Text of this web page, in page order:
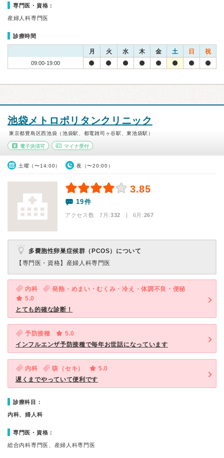
専門医・資格：
産婦人科専門医
診療時間
月 火 水 木 金 土 日 祝
09:00-19:00
池袋メトロポリタンクリニック
東京都豊島区西池袋（池袋駅、都電雑司ヶ谷駅、東池袋駅）
電子決済可 マイナ受付
土曜（〜14:00） 夜（〜20:00）
3.85
19件
アクセス数 7月:332 | 6月:267
多嚢胞性卵巣症候群（PCOS）について
【専門医・資格】 産婦人科専門医
内科
発熱・めまい・むくみ・冷え・体調不良・便秘
5.0
とても的確な診断！
予防接種
5.0
インフルエンザ予防接種で毎年お世話になっています
内科 咳（セキ）
5.0
遅くまでやっていて便利です
診療科目：
内科、婦人科
専門医・資格：
総合内科専門医、産婦人科専門医